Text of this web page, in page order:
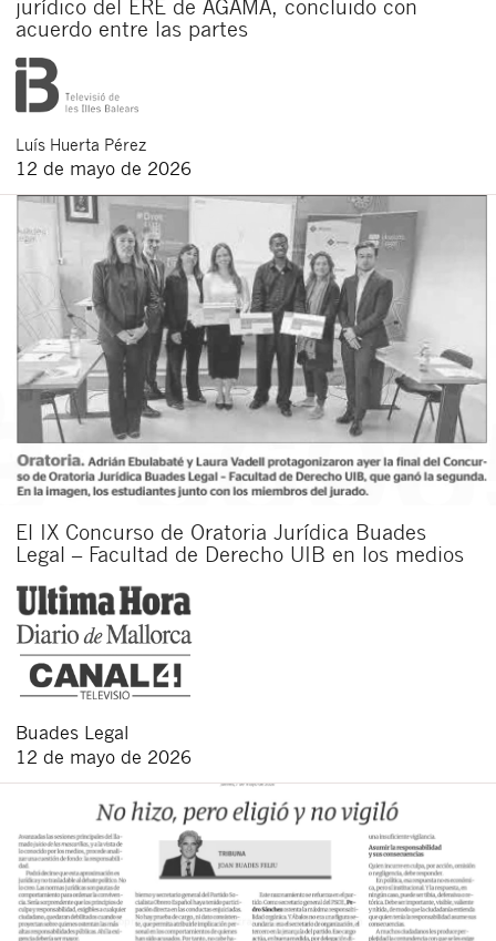
jurídico del ERE de AGAMA, concluido con
acuerdo entre las partes
Luís Huerta Pérez
12 de mayo de 2026
El IX Concurso de Oratoria Jurídica Buades
Legal – Facultad de Derecho UIB en los medios
Buades Legal
12 de mayo de 2026